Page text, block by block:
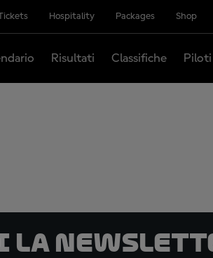
Hospitality Packages Shop
Risultati Classifiche Piloti
la